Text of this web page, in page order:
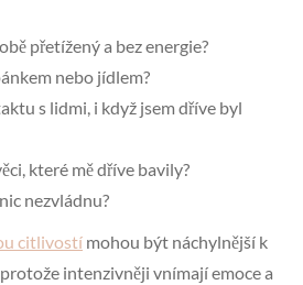
přetížený a bez energie?
nebo jídlem?
s lidmi, i když jsem dříve byl
které mě dříve bavily?
nezvládnu?
citlivostí mohou být náchylnější k
intenzivněji vnímají emoce a